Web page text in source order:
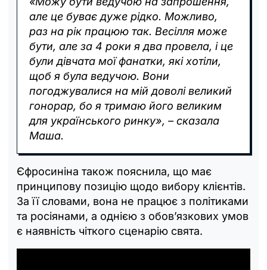
але це буває дуже рідко. Можливо,
раз на рік працюю так. Весілля може
бути, але за 4 роки я два провела, і це
були дівчата мої фанатки, які хотіли,
щоб я була ведучою. Вони
погоджувалися на мій доволі великий
гонорар, бо я тримаю його великим
для українського ринку», – сказала
Маша.
Єфросиніна також пояснила, що має
принципову позицію щодо вибору клієнтів.
За її словами, вона не працює з політиками
та росіянами, а однією з обов’язкових умов
є наявність чіткого сценарію свята.